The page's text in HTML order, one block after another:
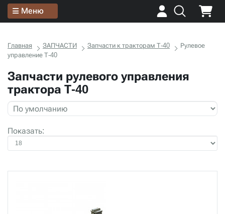
Меню
Главная ЗАПЧАСТИ Запчасти к тракторам Т-40
Рулевое
управление Т-40
Запчасти рулевого управления
трактора Т-40
Показать: